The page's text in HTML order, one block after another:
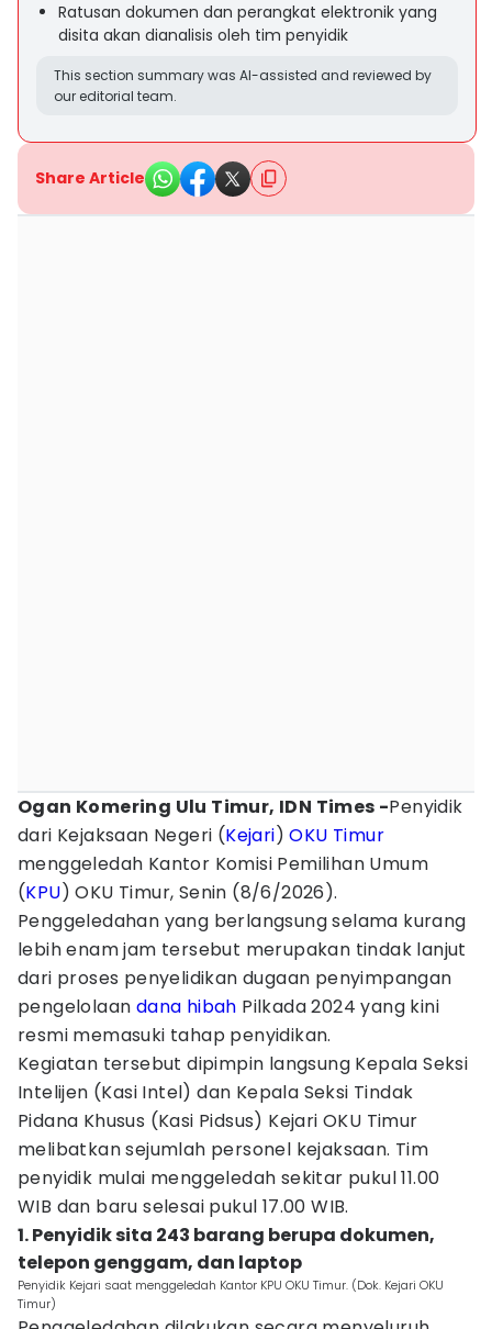
Ratusan dokumen dan perangkat elektronik yang
disita akan dianalisis oleh tim penyidik
This section summary was AI-assisted and reviewed by
our editorial team.
Share Article
Ogan Komering Ulu Timur, IDN Times -Penyidik
dari Kejaksaan Negeri (Kejari)OKU Timur
menggeledah Kantor Komisi Pemilihan Umum
(KPU) OKU Timur, Senin (8/6/2026).
‎Penggeledahan yang berlangsung selama kurang
lebih enam jam tersebut merupakan tindak lanjut
dari proses penyelidikan dugaan penyimpangan
pengelolaan dana hibah Pilkada 2024 yang kini
resmi memasuki tahap penyidikan.
Kegiatan tersebut dipimpin langsung Kepala Seksi
Intelijen (Kasi Intel) dan Kepala Seksi Tindak
Pidana Khusus (Kasi Pidsus) Kejari OKU Timur
melibatkan sejumlah personel kejaksaan. ‎Tim
penyidik mulai menggeledah sekitar pukul 11.00
WIB dan baru selesai pukul 17.00 WIB.
1. Penyidik sita 243 barang berupa dokumen,
telepon genggam, dan laptop
Penyidik Kejari saat menggeledah Kantor KPU OKU Timur. (Dok. Kejari OKU
Timur)